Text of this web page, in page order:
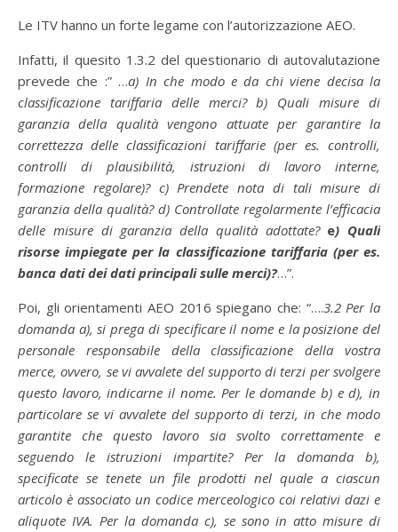
Le ITV hanno un forte legame con l’autorizzazione AEO.
Infatti, il quesito 1.3.2 del questionario di autovalutazione
prevede che :” …a) In che modo e da chi viene decisa la
classificazione tariffaria delle merci? b) Quali misure di
garanzia della qualità vengono attuate per garantire la
correttezza delle classificazioni tariffarie (per es. controlli,
controlli di plausibilità, istruzioni di lavoro interne,
formazione regolare)? c) Prendete nota di tali misure di
garanzia della qualità? d) Controllate regolarmente l’efficacia
delle misure di garanzia della qualità adottate? e) Quali
risorse impiegate per la classificazione tariffaria (per es.
banca dati dei dati principali sulle merci)?…”.
Poi, gli orientamenti AEO 2016 spiegano che: “….3.2 Per la
domanda a), si prega di specificare il nome e la posizione del
personale responsabile della classificazione della vostra
merce, ovvero, se vi avvalete del supporto di terzi per svolgere
questo lavoro, indicarne il nome. Per le domande b) e d), in
particolare se vi avvalete del supporto di terzi, in che modo
garantite che questo lavoro sia svolto correttamente e
seguendo le istruzioni impartite? Per la domanda b),
specificate se tenete un file prodotti nel quale a ciascun
articolo è associato un codice merceologico coi relativi dazi e
aliquote IVA. Per la domanda c), se sono in atto misure di